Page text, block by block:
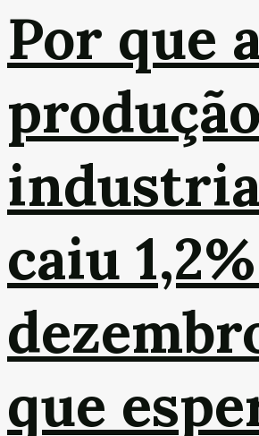
Por que
produção
caiu
que